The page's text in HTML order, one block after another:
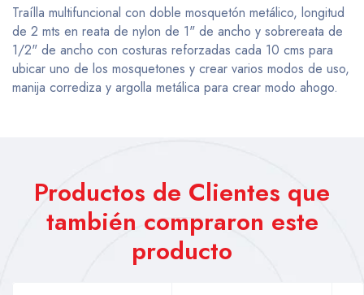
Traílla multifuncional con doble mosquetón metálico, longitud
de 2 mts en reata de nylon de 1" de ancho y sobrereata de
1/2" de ancho con costuras reforzadas cada 10 cms para
ubicar uno de los mosquetones y crear varios modos de uso,
manija corrediza y argolla metálica para crear modo ahogo.
Productos de Clientes que
también compraron este
producto